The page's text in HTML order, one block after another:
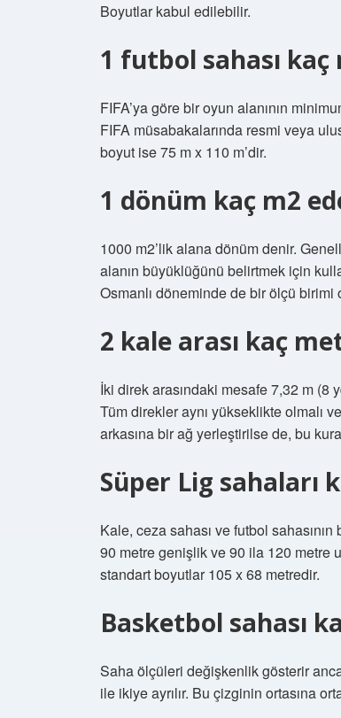
Boyutlar kabul edilebilir.
1 futbol sahası
FIFA’ya göre bir oyun alanının
FIFA müsabakalarında resmi veya
boyut ise 75 m x 110 m’dir.
1 dönüm kaç m2
1000 m2’lik alana dönüm denir.
alanın büyüklüğünü belirtmek için
Osmanlı döneminde de bir ölçü birimi
2 kale arası kaç
İki direk arasındaki mesafe 7,32 m (8
Tüm direkler aynı yükseklikte olmalı
arkasına bir ağ yerleştirilse de, bu
Süper Lig sahaları
Kale, ceza sahası ve futbol
90 metre genişlik ve 90 ila 120 metre
standart boyutlar 105 x 68 metredir.
Basketbol sahası
Saha ölçüleri değişkenlik gösterir
ile ikiye ayrılır. Bu çizginin ortasına